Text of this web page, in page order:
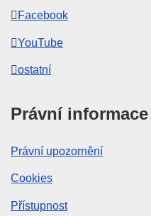
Facebook
YouTube
ostatní
Právní informace
Právní upozornění
Cookies
Přístupnost